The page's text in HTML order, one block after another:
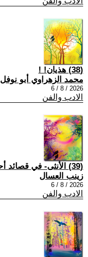
(38) هذيان! !
محمد الزهراوي أبو نوفل
2026 / 8 / 6
الادب والفن
(39) الأنثى- في قصائد أحمد فرح”
زينب العسال
2026 / 8 / 6
الادب والفن